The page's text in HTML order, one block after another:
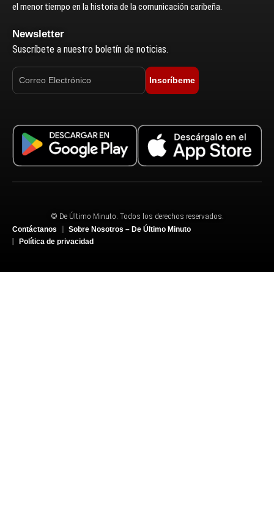
el menor tiempo en la historia de la comunicación caribeña.
Newsletter
Suscríbete a nuestro boletín de noticias.
Inscríbeme
© De Último Minuto. Todos los derechos reservados.
Contáctanos
Sobre Nosotros – De Último Minuto
Política de privacidad